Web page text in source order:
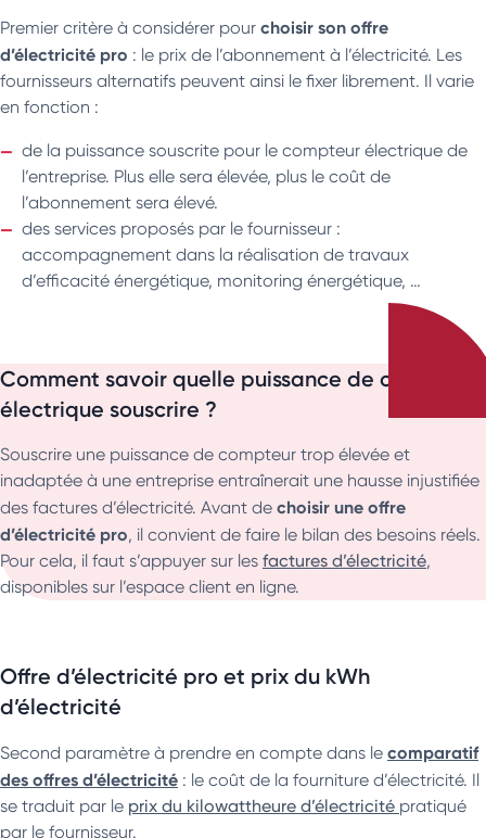
Premier critère à considérer pour choisir son offre
d’électricité pro : le prix de l’abonnement à l’électricité. Les
fournisseurs alternatifs peuvent ainsi le fixer librement. Il varie
en fonction :
de la puissance souscrite pour le compteur électrique de
l’entreprise. Plus elle sera élevée, plus le coût de
l’abonnement sera élevé.
des services proposés par le fournisseur :
accompagnement dans la réalisation de travaux
d’efficacité énergétique, monitoring énergétique, …
Comment savoir quelle puissance de compteur
électrique souscrire ?
Souscrire une puissance de compteur trop élevée et
inadaptée à une entreprise entraînerait une hausse injustifiée
des factures d’électricité. Avant de choisir une offre
d’électricité pro, il convient de faire le bilan des besoins réels.
Pour cela, il faut s’appuyer sur les factures d’électricité,
disponibles sur l’espace client en ligne.
Offre d’électricité pro et prix du kWh
d’électricité
Second paramètre à prendre en compte dans le comparatif
des offres d’électricité : le coût de la fourniture d’électricité. Il
se traduit par le prix du kilowattheure d’électricité pratiqué
par le fournisseur.